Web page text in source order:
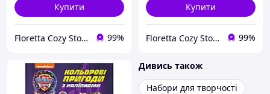
Купити
Floretta Cozy Store 99%
Купити
Floretta Cozy Store 99%
Дивись також
Набори для творчості